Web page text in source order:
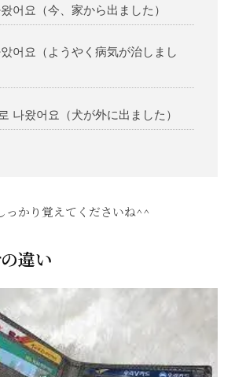
어요（今、家から出ました）
어요（ようやく病気が治しまし
나왔어요（犬が外に出ました）
っかり覚えてくださいね^^
違い